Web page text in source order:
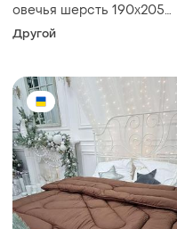
овечья шерсть 190х205
ярослав
Другой